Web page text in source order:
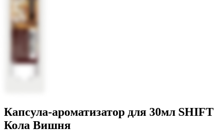
Капсула-ароматизатор для 30мл SHIFT
Кола Вишня